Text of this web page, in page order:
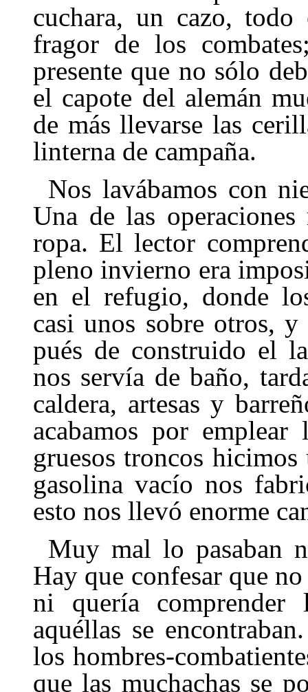
cuchara, un cazo,
fragor de los
presente que no sólo
el capote del alemán
de más lle­varse las
linterna de campaña.
Nos lavábamos con
Una de las
ropa. El lector
pleno invierno era
en el refugio, donde
casi unos sobre otros,
pués de construido el
nos servía de baño,
caldera, artesas y
acabamos por emplear
gruesos troncos
gasolina vacío nos
esto nos llevó enorme
Muy mal lo pasaban
Hay que confesar que
ni quería compren­der
aquéllas se
los hombres-
que las muchachas se